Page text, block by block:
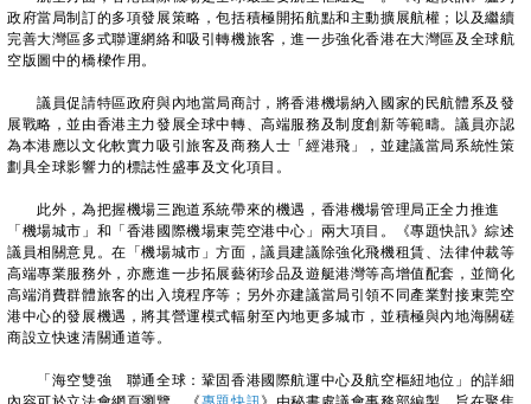
政府當局制訂的多項發展策略，包括積極開拓航點和主動擴展航權；以及繼續
完善大灣區多式聯運網絡和吸引轉機旅客，進一步強化香港在大灣區及全球航
空版圖中的橋樑作用。
議員促請特區政府與內地當局商討，將香港機場納入國家的民航體系及發
展戰略，並由香港主力發展全球中轉、高端服務及制度創新等範疇。議員亦認
為本港應以文化軟實力吸引旅客及商務人士「經港飛」，並建議當局系統性策
劃具全球影響力的標誌性盛事及文化項目。
此外，為把握機場三跑道系統帶來的機遇，香港機場管理局正全力推進
「機場城市」和「香港國際機場東莞空港中心」兩大項目。《專題快訊》綜述
議員相關意見。在「機場城市」方面，議員建議除強化飛機租賃、法律仲裁等
高端專業服務外，亦應進一步拓展藝術珍品及遊艇港灣等高增值配套，並簡化
高端消費群體旅客的出入境程序等；另外亦建議當局引領不同產業對接東莞空
港中心的發展機遇，將其營運模式輻射至內地更多城市，並積極與內地海關磋
商設立快速清關通道等。
「海空雙強 聯通全球：鞏固香港國際航運中心及航空樞紐地位」的詳細